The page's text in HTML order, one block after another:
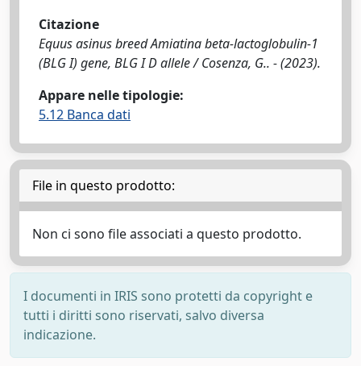
Citazione
Equus asinus breed Amiatina beta-lactoglobulin-1
(BLG I) gene, BLG I D allele / Cosenza, G.. - (2023).
Appare nelle tipologie:
5.12 Banca dati
File in questo prodotto:
Non ci sono file associati a questo prodotto.
I documenti in IRIS sono protetti da copyright e
tutti i diritti sono riservati, salvo diversa
indicazione.